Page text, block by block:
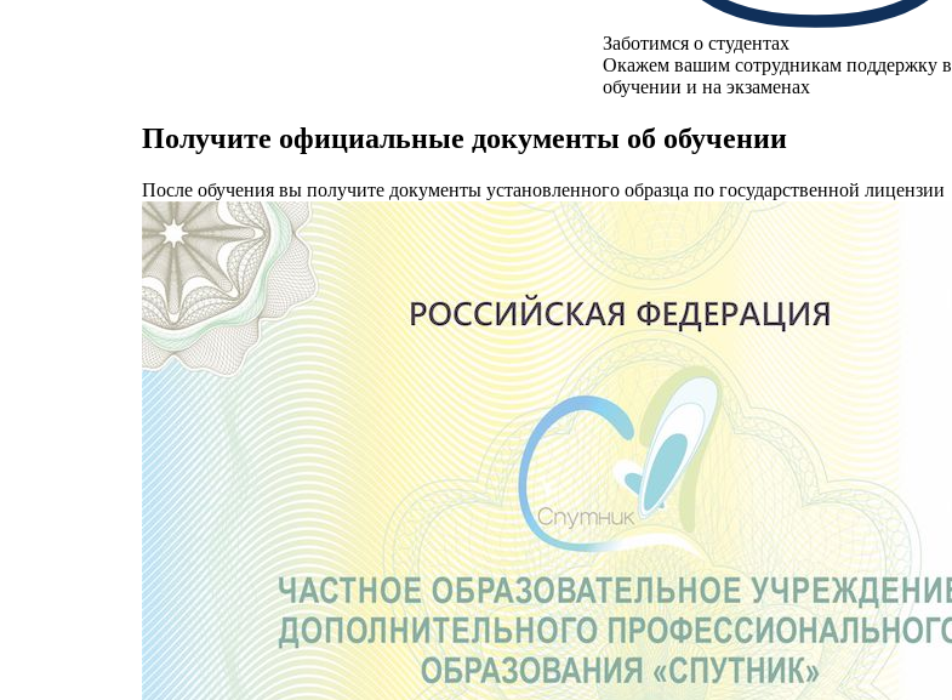
Заботимся о студентах
Окажем вашим сотрудникам поддержку в
обучении и на экзаменах
Получите официальные документы об обучении
После обучения вы получите документы установленного образца по государственной лицензии